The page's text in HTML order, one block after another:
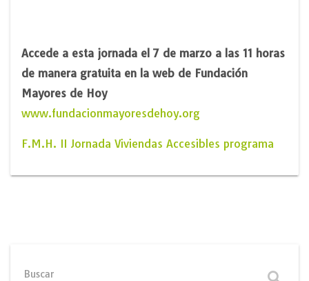
Accede a esta jornada el 7 de marzo a las 11 horas
de manera gratuita en la web de Fundación
Mayores de Hoy
www.fundacionmayoresdehoy.org
F.M.H. II Jornada Viviendas Accesibles programa
Buscar